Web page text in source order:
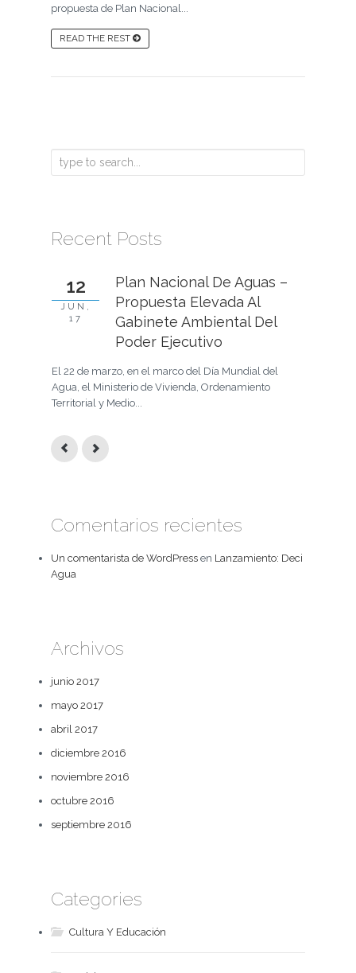
propuesta de Plan Nacional...
READ THE REST
Recent Posts
12
JUN,
17
Plan Nacional De Aguas –
Propuesta Elevada Al
Gabinete Ambiental Del
Poder Ejecutivo
El 22 de marzo, en el marco del Día Mundial del
Agua, el Ministerio de Vivienda, Ordenamiento
Territorial y Medio...
Comentarios recientes
Un comentarista de WordPress en Lanzamiento: Deci
Agua
Archivos
junio 2017
mayo 2017
abril 2017
diciembre 2016
noviembre 2016
octubre 2016
septiembre 2016
Categories
Cultura Y Educación